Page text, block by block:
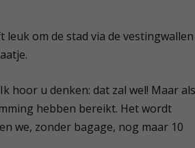
om de stad via de vestingwallen
hoor u denken: dat zal wel! Maar
hebben bereikt. Het wordt
we, zonder bagage, nog maar 10